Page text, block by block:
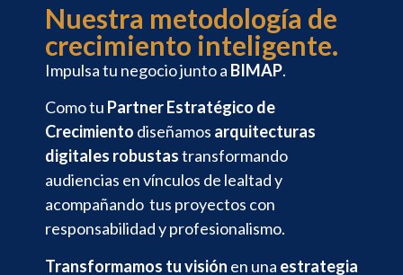
Nuestra metodología de
crecimiento inteligente.
Impulsa tu negocio junto a BIMAP.
Como tu Partner Estratégico de
Crecimiento diseñamos arquitecturas
digitales robustastransformando
audiencias en vínculos de lealtad y
acompañando tus proyectos con
responsabilidad y profesionalismo.
Transformamos tu visión en una estrategia